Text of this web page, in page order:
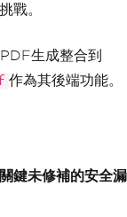
戰。
生成整合到
作為其後端功能。
未修補的安全漏